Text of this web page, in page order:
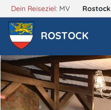
Dein Reiseziel: MV Rostock
ROSTOCK